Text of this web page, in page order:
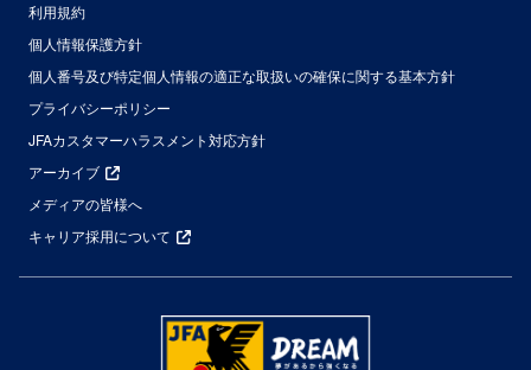
利用規約
個人情報保護方針
個人番号及び特定個人情報の適正な取扱いの確保に関する基本方針
プライバシーポリシー
JFAカスタマーハラスメント対応方針
アーカイブ
メディアの皆様へ
キャリア採用について